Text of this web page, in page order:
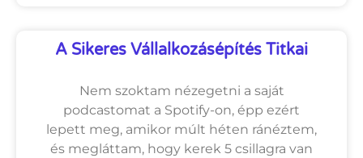
A Sikeres Vállalkozásépítés Titkai
Nem szoktam nézegetni a saját
podcastomat a Spotify-on, épp ezért
lepett meg, amikor múlt héten ránéztem,
és megláttam, hogy kerek 5 csillagra van